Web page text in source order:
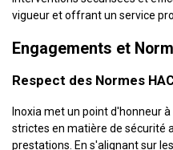
vigueur et offrant un service
Engagements et
Respect des Normes
Inoxia met un point d'honneur
strictes en matière de sécurité
prestations. En s'alignant sur